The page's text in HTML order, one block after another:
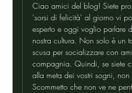
Ciao amici del blog! Siete
'sorsi di felicità' al giorno vi
esperto e oggi voglio parlare
nostra cultura. Non solo è un
scusa per socializzare con
compagnia. Quindi, se siete
alla meta dei vostri sogni,
Scommetto che non ve ne